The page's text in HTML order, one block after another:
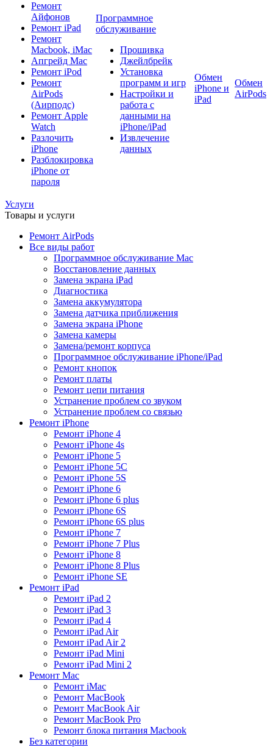
Ремонт
Айфонов
Ремонт iPad
Ремонт
Macbook, iMac
Апгрейд Mac
Ремонт iPod
Ремонт
AirPods
(Аирподс)
Ремонт Apple
Watch
Разлочить
iPhone
Разблокировка
iPhone от
пароля
Программное
обслуживание
Прошивка
Джейлбрейк
Установка
программ и игр
Настройки и
работа с
данными на
iPhone/iPad
Извлечение
данных
Обмен
iPhone и
iPad
Обмен
AirPods
Услуги
Товары и услуги
Ремонт AirPods
Все виды работ
Программное обслуживание Mac
Восстановление данных
Замена экрана iPad
Диагностика
Замена аккумулятора
Замена датчика приближения
Замена экрана iPhone
Замена камеры
Замена/ремонт корпуса
Программное обслуживание iPhone/iPad
Ремонт кнопок
Ремонт платы
Ремонт цепи питания
Устранение проблем со звуком
Устранение проблем со связью
Ремонт iPhone
Ремонт iPhone 4
Ремонт iPhone 4s
Ремонт iPhone 5
Ремонт iPhone 5C
Ремонт iPhone 5S
Ремонт iPhone 6
Ремонт iPhone 6 plus
Ремонт iPhone 6S
Ремонт iPhone 6S plus
Ремонт iPhone 7
Ремонт iPhone 7 Plus
Ремонт iPhone 8
Ремонт iPhone 8 Plus
Ремонт iPhone SE
Ремонт iPad
Ремонт iPad 2
Ремонт iPad 3
Ремонт iPad 4
Ремонт iPad Air
Ремонт iPad Air 2
Ремонт iPad Mini
Ремонт iPad Mini 2
Ремонт Mac
Ремонт iMac
Ремонт MacBook
Ремонт MacBook Air
Ремонт MacBook Pro
Ремонт блока питания Macbook
Без категории